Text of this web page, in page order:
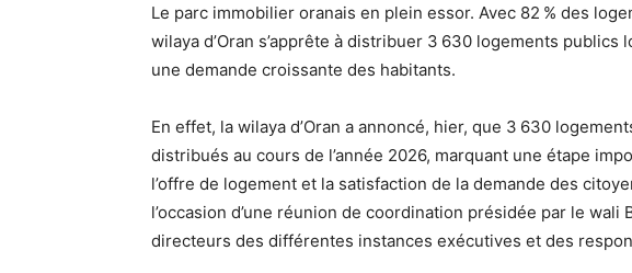
Le parc immobilier oranais en plein essor. Avec 82 % des
wilaya d’Oran s’apprête à distribuer 3 630 logements publics
une demande croissante des habitants.
En effet, la wilaya d’Oran a annoncé, hier, que 3 630
distribués au cours de l’année 2026, marquant une étape
l’offre de logement et la satisfaction de la demande des
l’occasion d’une réunion de coordination présidée par le wali
directeurs des différentes instances exécutives et des